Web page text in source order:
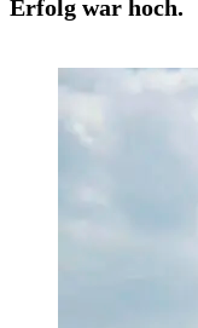
Erfolg war hoch.